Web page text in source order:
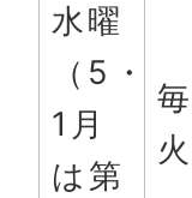
水曜
（5・
1月
は第